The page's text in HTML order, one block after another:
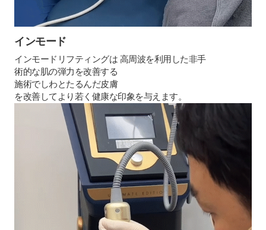
インモード
インモードリフティングは 高周波を利用した非手
術的な肌の弾力を改善する
施術でしわとたるんだ皮膚
を改善してより若く健康な印象を与えます。